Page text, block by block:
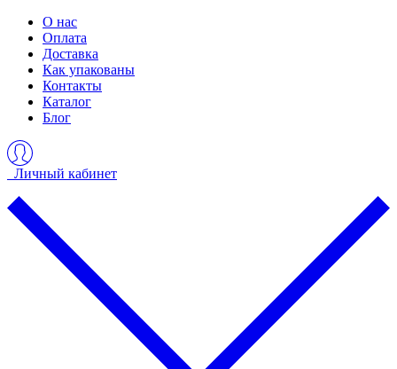
О нас
Оплата
Доставка
Как упакованы
Контакты
Каталог
Блог
Личный кабинет